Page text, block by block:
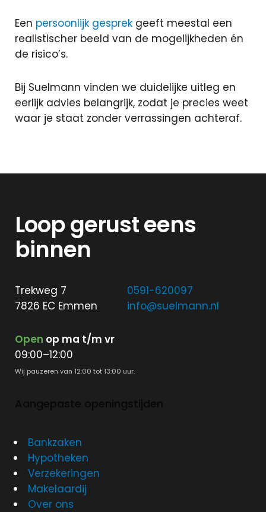
Een persoonlijk gesprek geeft meestal een
realistischer beeld van de mogelijkheden én
de risico’s.
Bij Suelmann vinden we duidelijke uitleg en
eerlijk advies belangrijk, zodat je precies weet
waar je staat zonder verrassingen achteraf.
Loop gerust eens
binnen
Trekweg 7
7826 EC Emmen
0591-620097
info@suelmann.nl
Open op ma t/m vr
09:00–12:00
Wij pauzeren van 12:00 tot 13:00 uur.
Bankzaken
Hypotheken
Verzekeringen
Makelaardij
Over ons